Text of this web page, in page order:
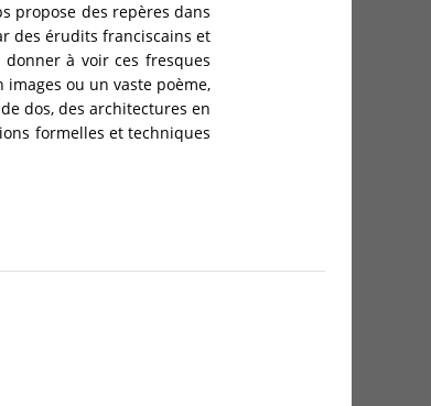
propose des repères dans
des érudits franciscains et
à voir ces fresques
ou un vaste poème,
dos, des architectures en
formelles et techniques